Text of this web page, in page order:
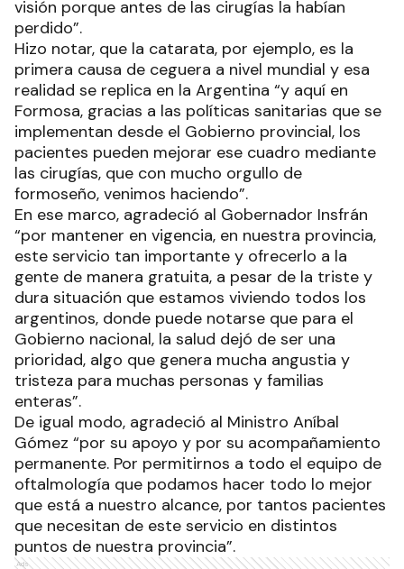
visión porque antes de las cirugías la habían
perdido”.
Hizo notar, que la catarata, por ejemplo, es la
primera causa de ceguera a nivel mundial y esa
realidad se replica en la Argentina “y aquí en
Formosa, gracias a las políticas sanitarias que se
implementan desde el Gobierno provincial, los
pacientes pueden mejorar ese cuadro mediante
las cirugías, que con mucho orgullo de
formoseño, venimos haciendo”.
En ese marco, agradeció al Gobernador Insfrán
“por mantener en vigencia, en nuestra provincia,
este servicio tan importante y ofrecerlo a la
gente de manera gratuita, a pesar de la triste y
dura situación que estamos viviendo todos los
argentinos, donde puede notarse que para el
Gobierno nacional, la salud dejó de ser una
prioridad, algo que genera mucha angustia y
tristeza para muchas personas y familias
enteras”.
De igual modo, agradeció al Ministro Aníbal
Gómez “por su apoyo y por su acompañamiento
permanente. Por permitirnos a todo el equipo de
oftalmología que podamos hacer todo lo mejor
que está a nuestro alcance, por tantos pacientes
que necesitan de este servicio en distintos
puntos de nuestra provincia”.
Ads